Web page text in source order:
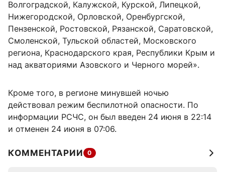
Волгоградской, Калужской, Курской, Липецкой,
Нижегородской, Орловской, Оренбургской,
Пензенской, Ростовской, Рязанской, Саратовской,
Смоленской, Тульской областей, Московского
региона, Краснодарского края, Республики Крым и
над акваториями Азовского и Черного морей».
Кроме того, в регионе минувшей ночью
действовал режим беспилотной опасности. По
информации РСЧС, он был введен 24 июня в 22:14
и отменен 24 июня в 07:06.
КОММЕНТАРИИ 0